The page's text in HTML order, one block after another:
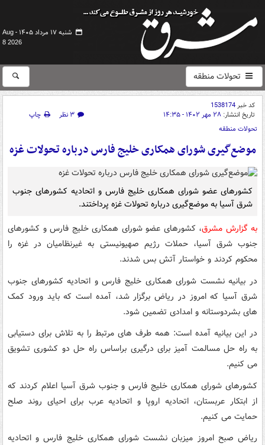
شنبه ۱۷ مرداد ۱۴۰۵ -
Aug
8 2026
تحولات منطقه
کد خبر1538174
تاریخ انتشار: ۲۸ مهر ۱۴۰۲ - ۱۴:۳۵ ۳ نظر
چاپ
تحولات منطقه
موضع‌گیری شورای همکاری خلیج فارس درباره تحولات غزه
کشورهای عضو شورای همکاری خلیج فارس و اتحادیه کشورهای جنوب
شرق آسیا به موضع‌گیری درباره تحولات غزه پرداختند.
به گزارش مشرق، کشورهای عضو شورای همکاری خلیج فارس و کشورهای
جنوب شرق آسیا، حملات رژیم صهیونیستی به غیرنظامیان در غزه را
محکوم کردند و خواستار آتش بس شدند.
در بیانیه نشست شورای همکاری خلیج فارس و اتحادیه کشورهای جنوب
شرق آسیا که امروز در ریاض برگزار شد، آمده است که باید ورود کمک
های بشردوستانه و امدادی تضمین شود.
در این بیانیه آمده است: همه طرف های مرتبط را به تلاش برای دستیابی
به راه حل مسالمت آمیز برای درگیری براساس راه حل دو کشوری تشویق
می کنیم.
کشورهای شورای همکاری خلیج فارس و جنوب شرق آسیا اعلام کردند که
از ابتکار عربستان، اتحادیه اروپا و اتحادیه عرب برای احیای روند صلح
حمایت می کنیم.
ریاض صبح امروز میزبان نشست شورای همکاری خلیج فارس و اتحادیه